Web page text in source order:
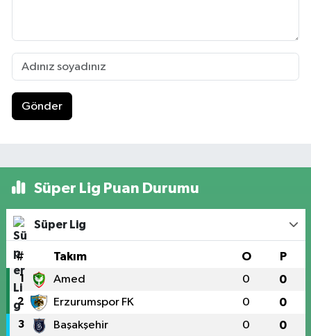
Gönder
Süper Lig Puan Durumu
Süper Lig
# Takım O P
1 Amed 0 0
2 Erzurumspor FK 0 0
3 Başakşehir 0 0